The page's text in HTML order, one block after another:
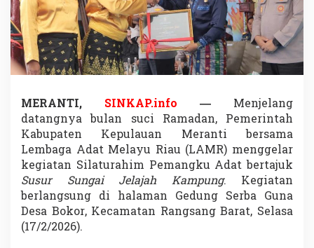
l
d
a
R
i
a
d
a
n
B
u
p
a
t
H
MERANTI, SINKAP.info — Menjelang
datangnya bulan suci Ramadan, Pemerintah
Kabupaten Kepulauan Meranti bersama
Lembaga Adat Melayu Riau (LAMR) menggelar
kegiatan Silaturahim Pemangku Adat bertajuk
Susur Sungai Jelajah Kampung. Kegiatan
berlangsung di halaman Gedung Serba Guna
Desa Bokor, Kecamatan Rangsang Barat, Selasa
(17/2/2026).